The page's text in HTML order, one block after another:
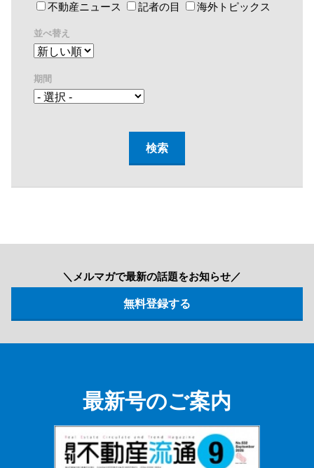
不動産ニュース 記者の目 海外トピックス
並べ替え
期間
＼メルマガで最新の話題をお知らせ／
最新号のご案内